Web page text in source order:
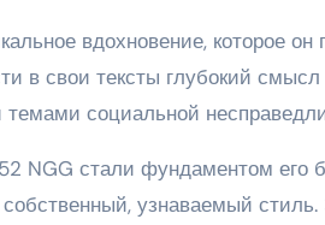
вдохновение, которое он
в свои тексты глубокий смысл
социальной
NGG стали фундаментом его
узнаваемый